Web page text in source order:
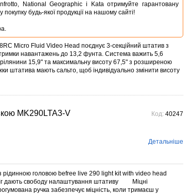
National Geographic і Kata отримуйте гарантовану
будь-якої продукції на нашому сайті!
Micro Fluid Video Head поєднує 3-секційний штатив з
навантажень до 13,2 фунта. Система важить 5,6
15,9" та максимальну висоту 67,5" з розширеною
штатива мають сальто, щоб індивідуально змінити висоту
MK290LTA3-V Код: 40247
Детальніше
рідинною головою befree live 290 light kit with video head
дають свободу налаштування штативу Міцні
ручка забезпечує міцність, коли тримаєш у